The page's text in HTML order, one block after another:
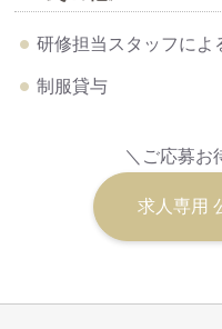
研修担当スタッフによ
制服貸与
＼ご応募お
求人専用